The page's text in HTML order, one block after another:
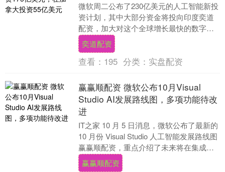
微软周二公布了230亿美元的人工智能新投
资计划，其中大部分资金将投向印度奕道
配资，加大对这个全球增长最快的数字市
场之一的押注。 微软CEO萨蒂亚·纳德拉表
示，该....
奕道配资
查看： 195 分类： 实盘配资
赢赢顺配资 微软公布10月Visual
Studio AI发展路线图，多项功能待改
进
IT之家 10 月 5 日消息，微软公布了最新的
10 月份 Visual Studio 人工智能发展路线图
赢赢顺配资，重点介绍了未来将在集成开
发环境中推出的 ....
赢赢顺配资